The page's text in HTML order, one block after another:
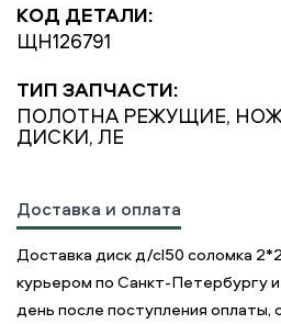
КОД ДЕТАЛИ:
ЩН126791
ТИП ЗАПЧАСТИ:
ПОЛОТНА РЕЖУЩИЕ,
ДИСКИ, ЛЕ
Доставка и оплата
Доставка диск д/cl50 соломка
курьером по Санкт-Петербургу
день после поступления